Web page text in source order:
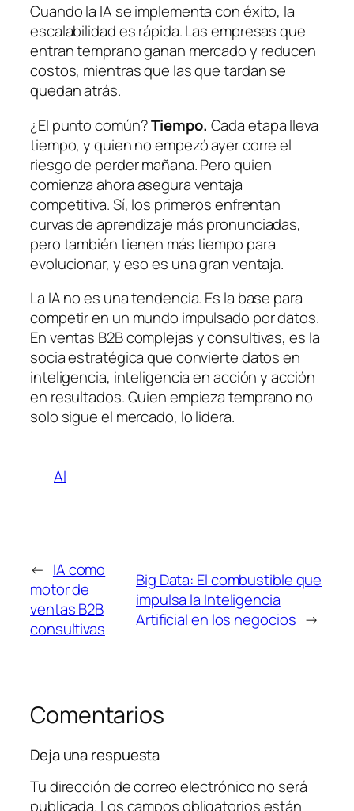
Cuando la IA se implementa con éxito, la
escalabilidad es rápida. Las empresas que
entran temprano ganan mercado y reducen
costos, mientras que las que tardan se
quedan atrás.
¿El punto común?Tiempo. Cada etapa lleva
tiempo, y quien no empezó ayer corre el
riesgo de perder mañana. Pero quien
comienza ahora asegura ventaja
competitiva. Sí, los primeros enfrentan
curvas de aprendizaje más pronunciadas,
pero también tienen más tiempo para
evolucionar, y eso es una gran ventaja.
La IA no es una tendencia. Es la base para
competir en un mundo impulsado por datos.
En ventas B2B complejas y consultivas, es la
socia estratégica que convierte datos en
inteligencia, inteligencia en acción y acción
en resultados. Quien empieza temprano no
solo sigue el mercado, lo lidera.
AI
← IA como
motor de
ventas B2B
consultivas
Big Data: El combustible que
impulsa la Inteligencia
Artificial en los negocios →
Comentarios
Deja una respuesta
Tu dirección de correo electrónico no será
publicada. Los campos obligatorios están